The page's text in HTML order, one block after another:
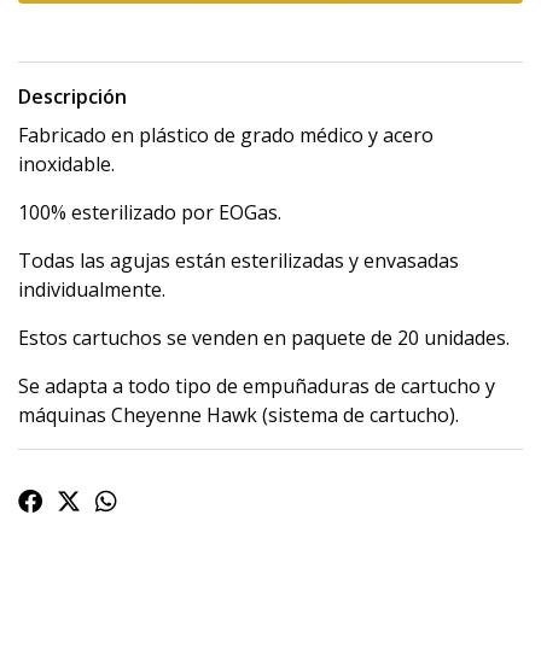
Descripción
Fabricado en plástico de grado médico y acero
inoxidable.
100% esterilizado por EOGas.
Todas las agujas están esterilizadas y envasadas
individualmente.
Estos cartuchos se venden en paquete de 20 unidades.
Se adapta a todo tipo de empuñaduras de cartucho y
máquinas Cheyenne Hawk (sistema de cartucho).